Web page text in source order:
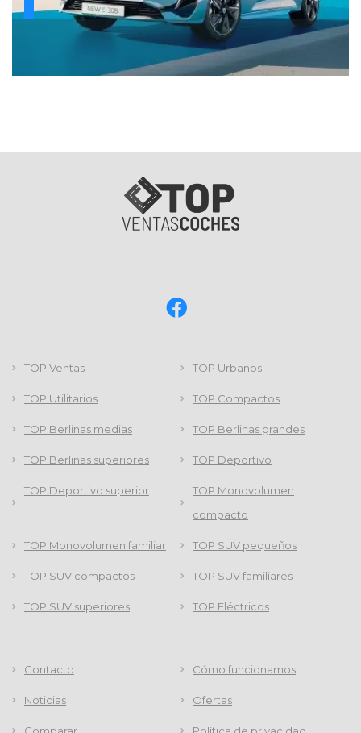
TOP Ventas TOP Urbanos
TOP Utilitarios TOP Compactos
TOP Berlinas medias TOP Berlinas grandes
TOP Berlinas superiores TOP Deportivo
TOP Deportivo superior
TOP Monovolumen
compacto
TOP Monovolumen familiar TOP SUV pequeños
TOP SUV compactos TOP SUV familiares
TOP SUV superiores TOP Eléctricos
Contacto Cómo funcionamos
Noticias Ofertas